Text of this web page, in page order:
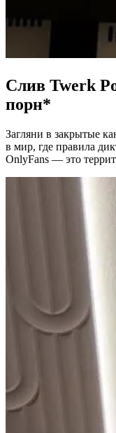
Слив Twerk
порн*
Загляни в закрытые
в мир, где правила
OnlyFans — это